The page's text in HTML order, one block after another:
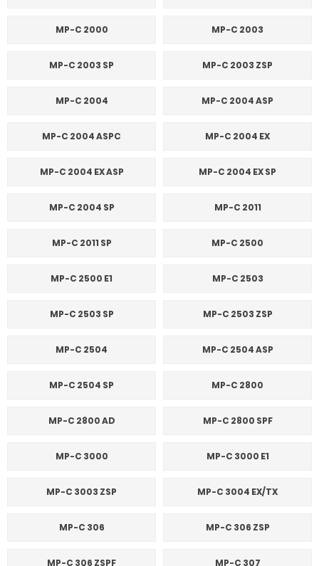
MP-C 2000 MP-C 2003
MP-C 2003 SP MP-C 2003 ZSP
MP-C 2004 MP-C 2004 ASP
MP-C 2004 ASPC MP-C 2004 EX
MP-C 2004 EX ASP MP-C 2004 EX SP
MP-C 2004 SP MP-C 2011
MP-C 2011 SP MP-C 2500
MP-C 2500 E1 MP-C 2503
MP-C 2503 SP MP-C 2503 ZSP
MP-C 2504 MP-C 2504 ASP
MP-C 2504 SP MP-C 2800
MP-C 2800 AD MP-C 2800 SPF
MP-C 3000 MP-C 3000 E1
MP-C 3003 ZSP MP-C 3004 EX/TX
MP-C 306 MP-C 306 ZSP
MP-C 306 ZSPF MP-C 307